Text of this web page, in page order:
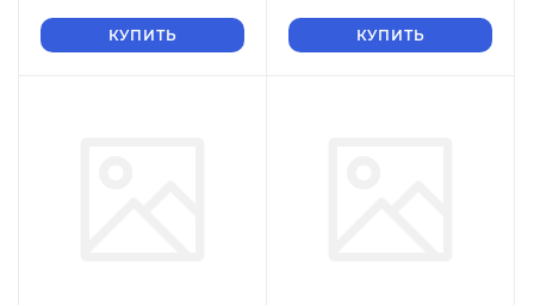
КУПИТЬ КУПИТЬ